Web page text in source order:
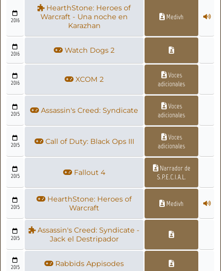
2016
HearthStone: Heroes of
Warcraft - Una noche en
Karazhan
Medivh
2016 Watch Dogs 2
2016 XCOM 2
Voces
adicionales
2015 Assassin's Creed: Syndicate
Voces
adicionales
2015 Call of Duty: Black Ops III
Voces
adicionales
2015 Fallout 4
Narrador de
S.P.E.C.I.A.L.
2015
HearthStone: Heroes of
Warcraft
Medivh
2015
Assassin's Creed: Syndicate -
Jack el Destripador
2015 Rabbids Appisodes